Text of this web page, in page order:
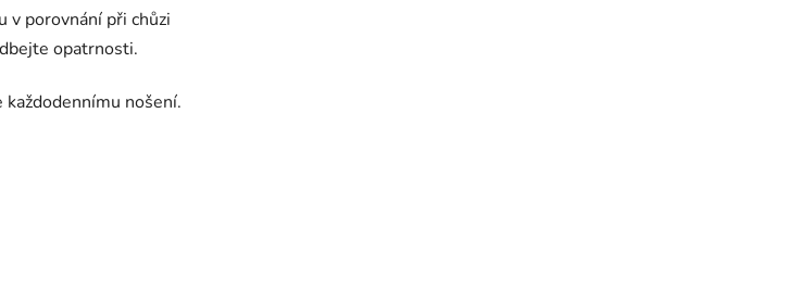
v porovnání při chůzi
opatrnosti.
každodennímu nošení.